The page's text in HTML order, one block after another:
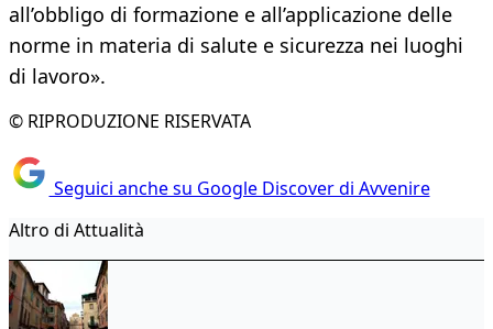
all’obbligo di formazione e all’applicazione delle
norme in materia di salute e sicurezza nei luoghi
di lavoro».
© RIPRODUZIONE RISERVATA
Seguici anche su Google Discover di Avvenire
Altro di Attualità